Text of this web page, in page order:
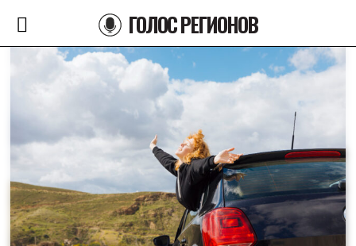
ГОЛОС РЕГИОНОВ